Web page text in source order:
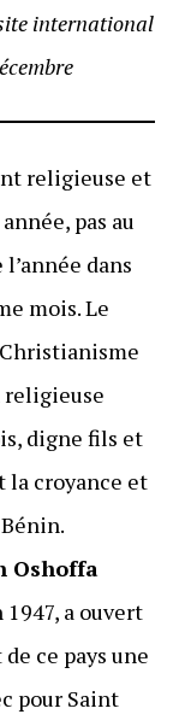
international
religieuse et
pas au
dans
mois. Le
religieuse
digne fils et
la croyance et
Oshoffa
a ouvert
ce pays une
pour Saint